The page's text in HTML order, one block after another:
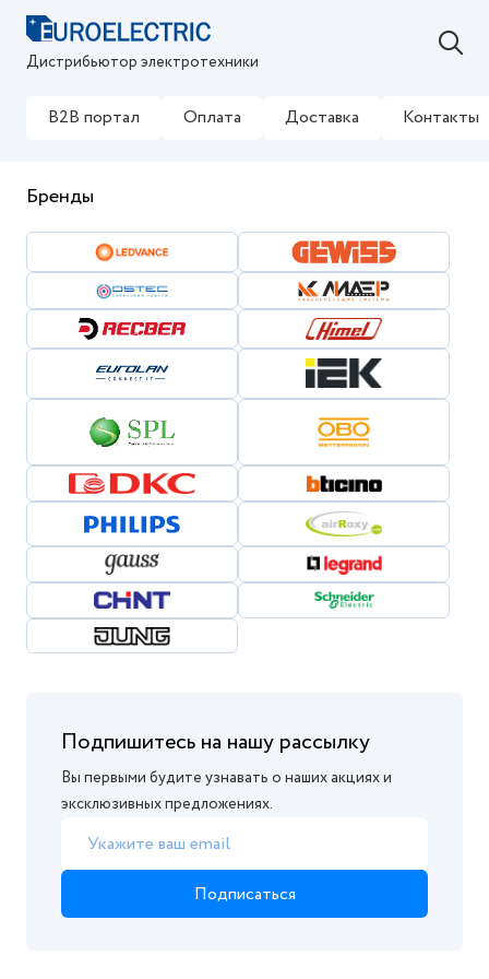
Дистрибьютор электротехники
B2B портал Оплата Доставка Контакты
Бренды
Подпишитесь на нашу рассылку
Вы первыми будите узнавать о наших акциях и
эксклюзивных предложениях.
Подписаться